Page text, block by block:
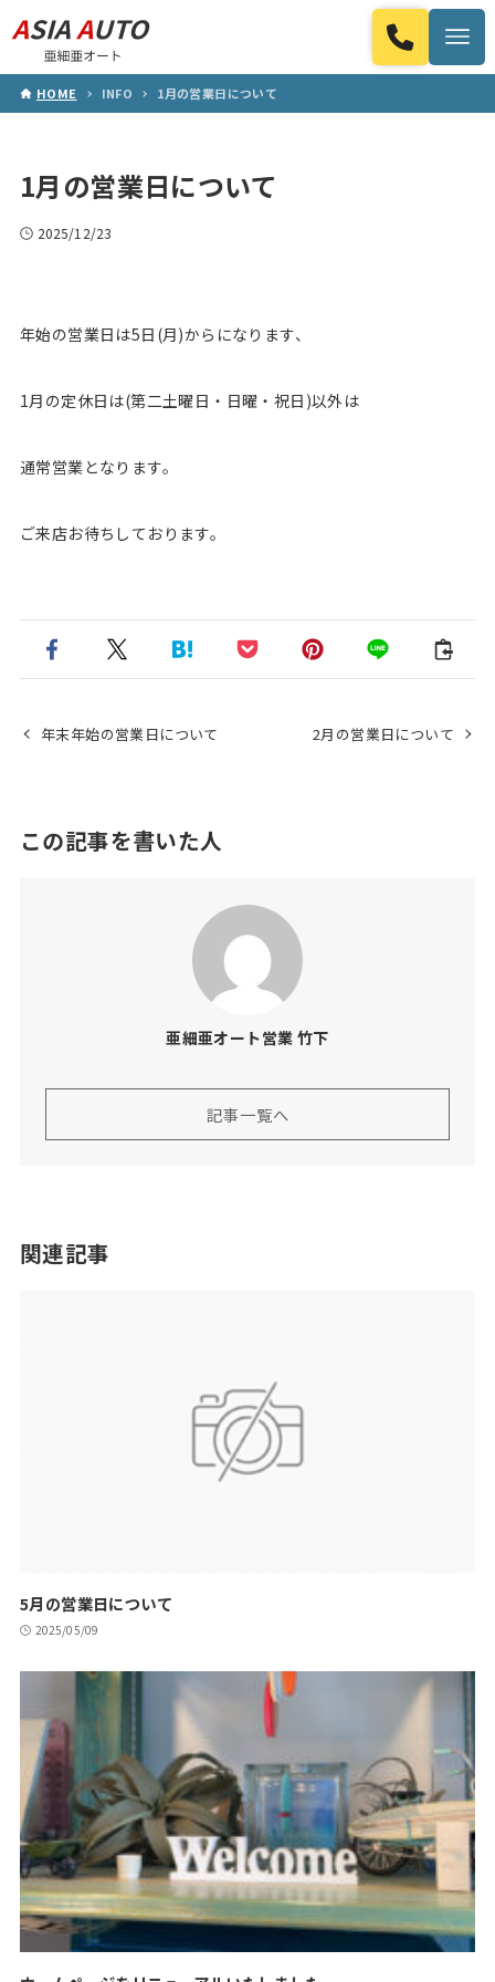
HOME INFO 1月の営業日について
1月の営業日について
2025/12/23
年始の営業日は5日(月)からになります、
1月の定休日は(第二土曜日・日曜・祝日)以外は
通常営業となります。
ご来店お待ちしております。
年末年始の営業日について 2月の営業日について
この記事を書いた人
亜細亜オート営業 竹下
記事一覧へ
関連記事
5月の営業日について
2025/05/09